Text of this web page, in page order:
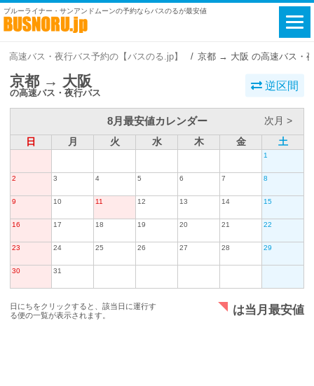
ブルーライナー・サンアンドムーンの予約ならバスのるが最安値
高速バス・夜行バス予約の【バスのる.jp】 京都 → 大阪 の高速バス・
京都 → 大阪
の高速バス・夜行バス
逆区間
8月最安値カレンダー
次月 >
日
月 火 水 木 金 土
1
2 3 4 5 6 7 8
9 10 11 12 13 14 15
16 17 18 19 20 21 22
23 24 25 26 27 28 29
30 31
日にちをクリックすると、該当日に運行す
る便の一覧が表示されます。
は当月最安値